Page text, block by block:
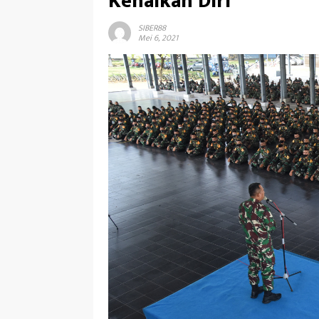
SIBER88
Mei 6, 2021